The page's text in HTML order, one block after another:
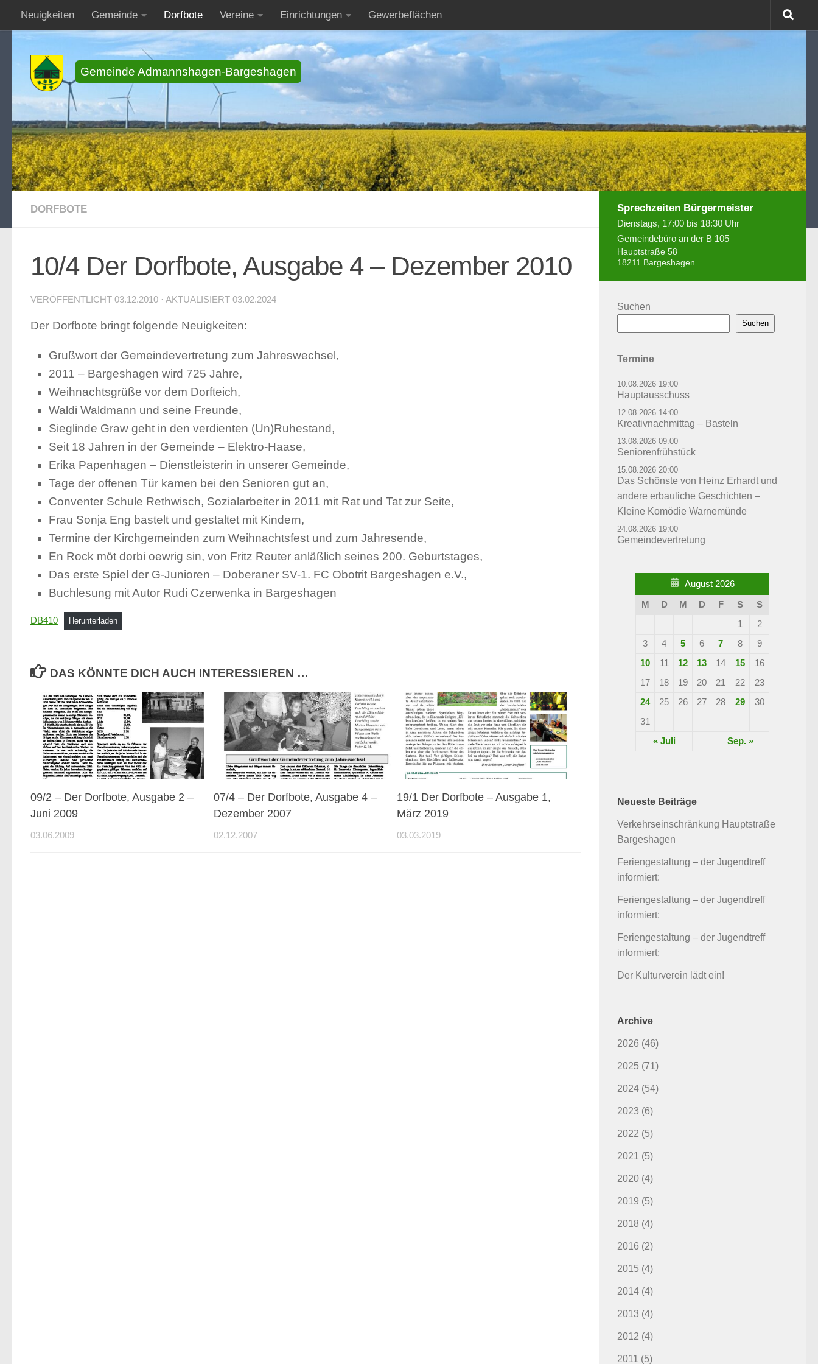
Zum Inhalt springen
Neuigkeiten Gemeinde Dorfbote Vereine Einrichtungen Gewerbeflächen
Gemeinde Admannshagen-Bargeshagen
DORFBOTE
10/4 Der Dorfbote, Ausgabe 4 – Dezember 2010
VERÖFFENTLICHT 03.12.2010 · AKTUALISIERT 03.02.2024
Der Dorfbote bringt folgende Neuigkeiten:
Grußwort der Gemeindevertretung zum Jahreswechsel,
2011 – Bargeshagen wird 725 Jahre,
Weihnachtsgrüße vor dem Dorfteich,
Waldi Waldmann und seine Freunde,
Sieglinde Graw geht in den verdienten (Un)Ruhestand,
Seit 18 Jahren in der Gemeinde – Elektro-Haase,
Erika Papenhagen – Dienstleisterin in unserer Gemeinde,
Tage der offenen Tür kamen bei den Senioren gut an,
Conventer Schule Rethwisch, Sozialarbeiter in 2011 mit Rat und Tat zur Seite,
Frau Sonja Eng bastelt und gestaltet mit Kindern,
Termine der Kirchgemeinden zum Weihnachtsfest und zum Jahresende,
En Rock möt dorbi oewrig sin, von Fritz Reuter anläßlich seines 200. Geburtstages,
Das erste Spiel der G-Junioren – Doberaner SV-1. FC Obotrit Bargeshagen e.V.,
Buchlesung mit Autor Rudi Czerwenka in Bargeshagen
DB410 Herunterladen
DAS KÖNNTE DICH AUCH INTERESSIEREN …
09/2 – Der Dorfbote, Ausgabe 2 –
Juni 2009
03.06.2009
07/4 – Der Dorfbote, Ausgabe 4 –
Dezember 2007
02.12.2007
19/1 Der Dorfbote – Ausgabe 1,
März 2019
03.03.2019
Sprechzeiten Bürgermeister
Dienstags, 17:00 bis 18:30 Uhr
Gemeindebüro an der B 105
Hauptstraße 58
18211 Bargeshagen
Suchen
Suchen
Termine
10.08.2026 19:00
Hauptausschuss
12.08.2026 14:00
Kreativnachmittag – Basteln
13.08.2026 09:00
Seniorenfrühstück
15.08.2026 20:00
Das Schönste von Heinz Erhardt und
andere erbauliche Geschichten –
Kleine Komödie Warnemünde
24.08.2026 19:00
Gemeindevertretung
August 2026
M D M D F S
S
1
2
3
4 5 6 7 8
9
10
11 12 13 14 15
16
17
18 19 20 21 22
23
24
25 26 27 28 29
30
31
« Juli
Sep. »
Neueste Beiträge
Verkehrseinschränkung Hauptstraße
Bargeshagen
Feriengestaltung – der Jugendtreff
informiert:
Feriengestaltung – der Jugendtreff
informiert:
Feriengestaltung – der Jugendtreff
informiert:
Der Kulturverein lädt ein!
Archive
2026 (46)
2025 (71)
2024 (54)
2023 (6)
2022 (5)
2021 (5)
2020 (4)
2019 (5)
2018 (4)
2016 (2)
2015 (4)
2014 (4)
2013 (4)
2012 (4)
2011 (5)